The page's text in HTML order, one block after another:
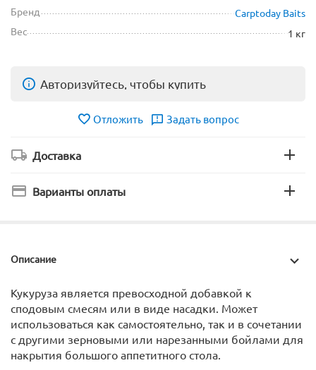
Бренд
Carptoday Baits
Вес
1 кг
Авторизуйтесь, чтобы купить
Отложить Задать вопрос
Доставка
Варианты оплаты
Описание
Кукуруза является превосходной добавкой к
сподовым смесям или в виде насадки. Может
использоваться как самостоятельно, так и в сочетании
с другими зерновыми или нарезанными бойлами для
накрытия большого аппетитного стола.